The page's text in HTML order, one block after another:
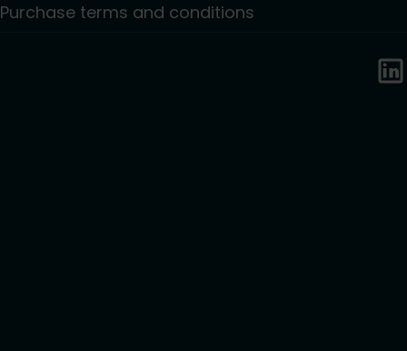
Purchase terms and conditions